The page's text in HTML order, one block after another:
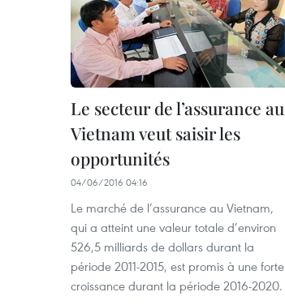
Le secteur de l’assurance au
Vietnam veut saisir les
opportunités
04/06/2016 04:16
Le marché de l’assurance au Vietnam,
qui a atteint une valeur totale d’environ
526,5 milliards de dollars durant la
période 2011-2015, est promis à une forte
croissance durant la période 2016-2020.